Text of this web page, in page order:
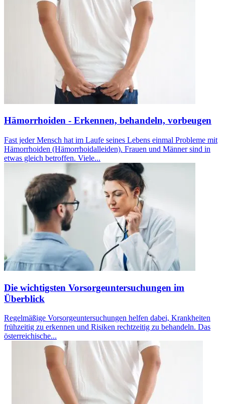
Hämorrhoiden - Erkennen, behandeln, vorbeugen
Fast jeder Mensch hat im Laufe seines Lebens einmal Probleme mit
Hämorrhoiden (Hämorrhoidalleiden). Frauen und Männer sind in
etwas gleich betroffen. Viele...
Die wichtigsten Vorsorgeuntersuchungen im
Überblick
Regelmäßige Vorsorgeuntersuchungen helfen dabei, Krankheiten
frühzeitig zu erkennen und Risiken rechtzeitig zu behandeln. Das
österreichische...